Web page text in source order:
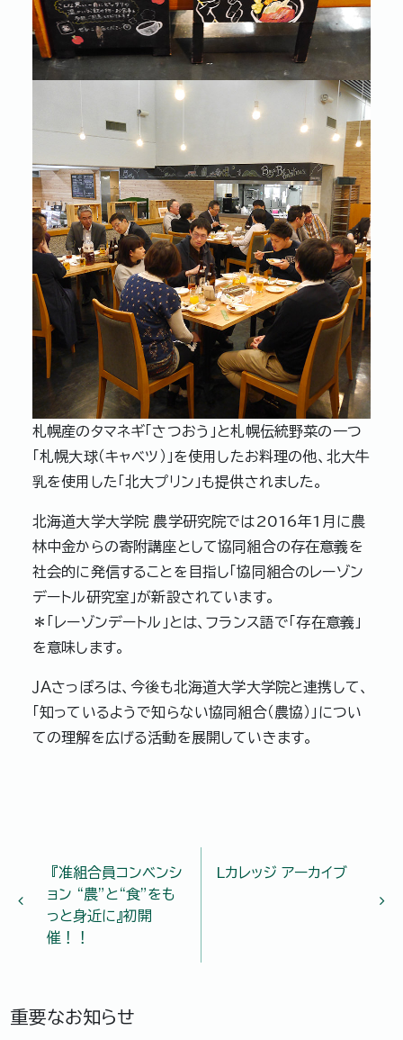
札幌産のタマネギ「さつおう」と札幌伝統野菜の一つ
「札幌大球（キャベツ）」を使用したお料理の他、北大牛
乳を使用した「北大プリン」も提供されました。
北海道大学大学院 農学研究院では2016年1月に農
林中金からの寄附講座として協同組合の存在意義を
社会的に発信することを目指し「協同組合のレーゾン
デートル研究室」が新設されています。
＊「レーゾンデートル」とは、フランス語で「存在意義」
を意味します。
ＪＡさっぽろは、今後も北海道大学大学院と連携して、
「知っているようで知らない協同組合（農協）」につい
ての理解を広げる活動を展開していきます。
投稿ナビゲーション
『准組合員コンベンシ
ョン “農”と“食”をも
っと身近に』初開
催！！
Lカレッジ アーカイブ
重要なお知らせ